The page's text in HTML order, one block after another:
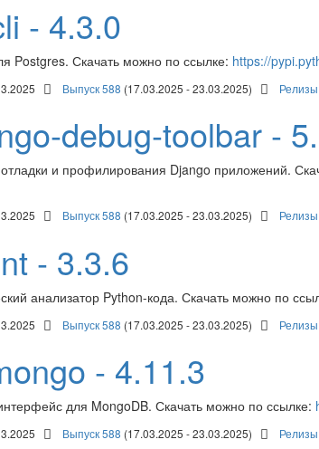
- 4.3.0
Postgres. Скачать можно по ссылке: https://
Выпуск 588 (17.03.2025 - 23.03.2025) Релизы
debug-toolbar -
и профилирования Django приложений.
Выпуск 588 (17.03.2025 - 23.03.2025) Релизы
- 3.3.6
анализатор Python-кода. Скачать можно по
Выпуск 588 (17.03.2025 - 23.03.2025) Релизы
- 4.11.3
для MongoDB. Скачать можно по ссылке:
Выпуск 588 (17.03.2025 - 23.03.2025) Релизы